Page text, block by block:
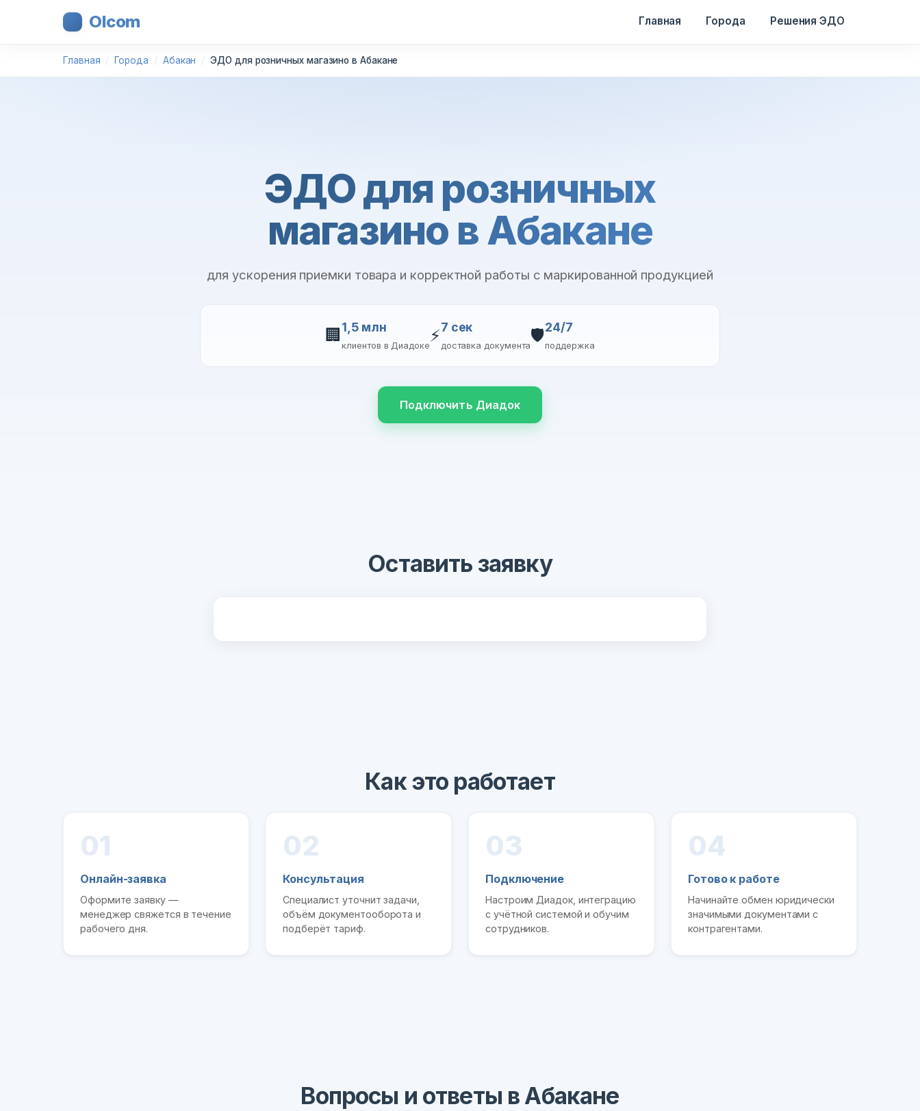
Olcom Главная Города Решения ЭДО
Главная Города Абакан ЭДО для розничных магазино в Абакане
ЭДО для розничных
магазино в Абакане
для ускорения приемки товара и корректной работы с маркированной продукцией
🏢 1,5 млн
клиентов в Диадоке
⚡7 сек
доставка документа
🛡️24/7
поддержка
Подключить Диадок
Оставить заявку
Как это работает
01
Онлайн-заявка
Оформите заявку —
менеджер свяжется в течение
рабочего дня.
02
Консультация
Специалист уточнит задачи,
объём документооборота и
подберёт тариф.
03
Подключение
Настроим Диадок, интеграцию
с учётной системой и обучим
сотрудников.
04
Готово к работе
Начинайте обмен юридически
значимыми документами с
контрагентами.
Вопросы и ответы в Абакане